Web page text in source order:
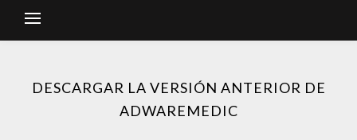
DESCARGAR LA VERSIÓN ANTERIOR DE
ADWAREMEDIC